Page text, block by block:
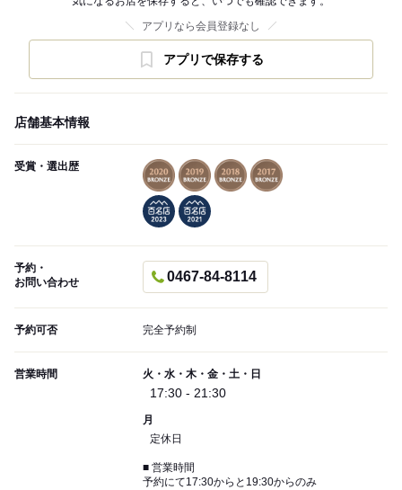
アプリなら会員登録なし
アプリで保存する
店舗基本情報
受賞・選出歴
予約・
お問い合わせ
0467-84-8114
予約可否 完全予約制
営業時間 火・水・木・金・土・日
17:30 - 21:30
月
定休日
■ 営業時間
予約にて17:30からと19:30からのみ